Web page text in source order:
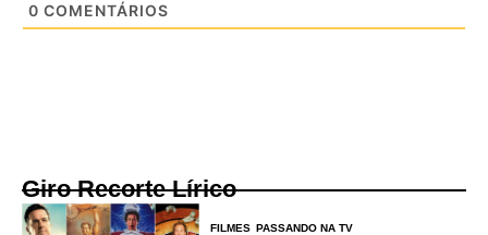
0 COMENTÁRIOS
Giro Recorte Lírico
FILMES PASSANDO NA TV